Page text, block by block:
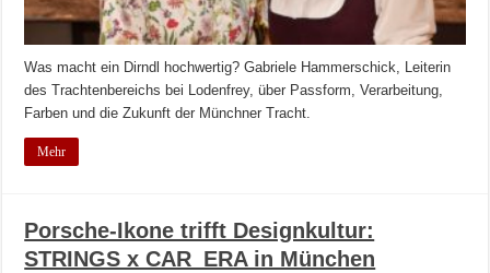
Was macht ein Dirndl hochwertig? Gabriele Hammerschick, Leiterin
des Trachtenbereichs bei Lodenfrey, über Passform, Verarbeitung,
Farben und die Zukunft der Münchner Tracht.
Mehr
Porsche-Ikone trifft Designkultur:
STRINGS x CAR_ERA in München